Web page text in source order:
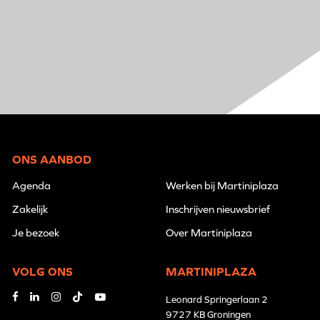
ONS AANBOD
Agenda
Zakelijk
Je bezoek
Werken bij Martiniplaza
Inschrijven nieuwsbrief
Over Martiniplaza
VOLG ONS MARTINIPLAZA
Leonard Springerlaan 2
9727 KB Groningen